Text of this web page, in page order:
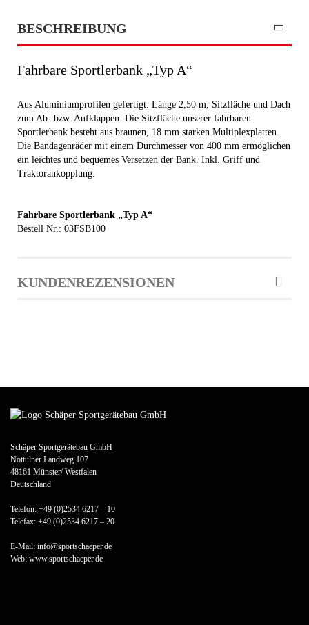
BESCHREIBUNG
Fahrbare Sportlerbank „Typ A“
Aus Aluminiumprofilen gefertigt. Länge 2,50 m, Sitzfläche und Dach
zum Ab- bzw. Aufklappen. Die Sitzfläche unserer fahrbaren
Sportlerbank besteht aus braunen, 18 mm starken Multiplexplatten.
Die Bandagenräder mit einem Durchmesser von 400 mm ermöglichen
ein leichtes und bequemes Versetzen der Bank. Inkl. Griff und
Traktorankopplung.
Fahrbare Sportlerbank „Typ A“
Bestell Nr.: 03FSB100
KUNDENREZENSIONEN
Schäper Sportgerätebau GmbH
Nottulner Landweg 107
48161 Münster/ Westfalen
Deutschland
Telefon: +49 (0)2534 6217 – 10
Telefax: +49 (0)2534 6217 – 20
E-Mail: info@sportschaeper.de
Web: www.sportschaeper.de